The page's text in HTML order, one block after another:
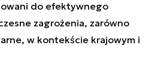
do efektywnego
zagrożenia, zarówno
w kontekście krajowym i